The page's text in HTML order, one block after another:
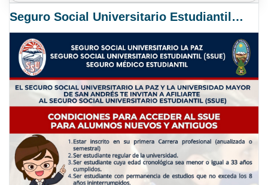
Seguro Social Universitario Estudiantil SSUE